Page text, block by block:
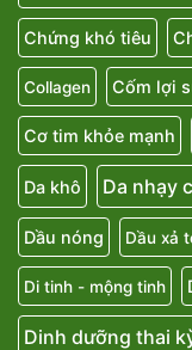
Chứng khó tiêu
Collagen Cốm lợi
Cơ tim khỏe mạnh
Da khô Da nhạy
Dầu nóng Dầu xả
Di tinh - mộng tinh
Dinh dưỡng thai